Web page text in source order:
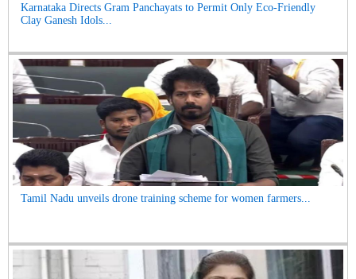
Karnataka Directs Gram Panchayats to Permit Only Eco-Friendly
Clay Ganesh Idols...
Tamil Nadu unveils drone training scheme for women farmers...